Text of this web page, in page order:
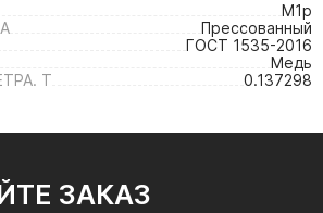
М1р
Прессованный
ГОСТ 1535-2016
Медь
Т
0.137298
ЗАКАЗ